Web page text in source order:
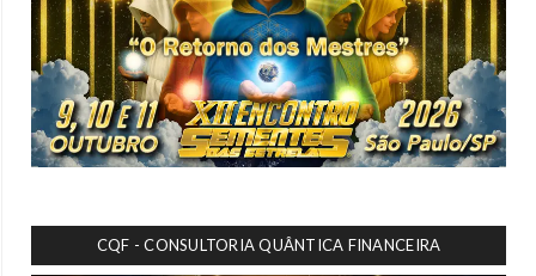
CQF - CONSULTORIA QUÂNTICA FINANCEIRA